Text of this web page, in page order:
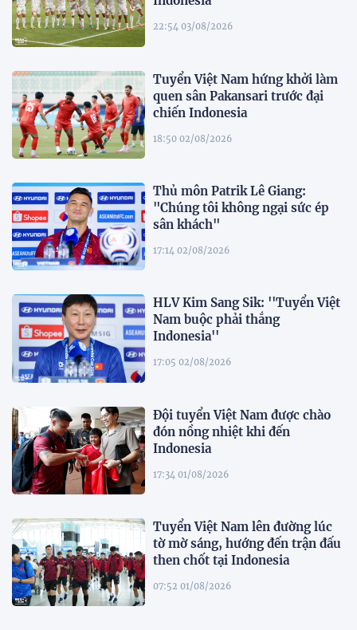
22:54 03/08/2026
Tuyển Việt Nam hứng khởi làm
quen sân Pakansari trước đại
chiến Indonesia
18:50 02/08/2026
Thủ môn Patrik Lê Giang:
"Chúng tôi không ngại sức ép
sân khách"
17:14 02/08/2026
HLV Kim Sang Sik: ''Tuyển Việt
Nam buộc phải thắng
Indonesia''
17:05 02/08/2026
Đội tuyển Việt Nam được chào
đón nồng nhiệt khi đến
Indonesia
17:34 01/08/2026
Tuyển Việt Nam lên đường lúc
tờ mờ sáng, hướng đến trận đấu
then chốt tại Indonesia
07:52 01/08/2026